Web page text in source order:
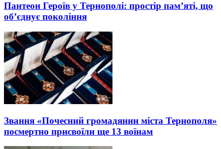
Пантеон Героїв у Тернополі: простір пам’яті, що
об’єднує покоління
Звання «Почесний громадянин міста Тернополя»
посмертно присвоїли ще 13 воїнам